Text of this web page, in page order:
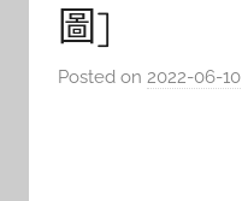
圖]
Posted on 2022-06-10